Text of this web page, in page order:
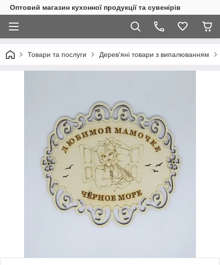
Оптовий магазин кухонної продукції та сувенірів
Товари та послуги Дерев'яні товари з випалюванням